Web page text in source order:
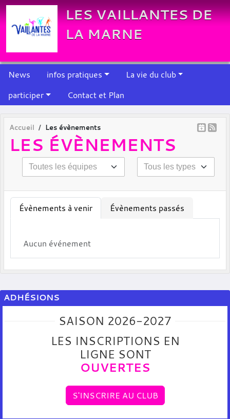
LES VAILLANTES DE
LA MARNE
News infos pratiques
La vie du club
participer
Contact et Plan
Accueil Les évènements
LES ÉVÈNEMENTS
Évènements à venir Évènements passés
Aucun événement
ADHÉSIONS
SAISON 2026-2027
LES INSCRIPTIONS EN
LIGNE SONT
OUVERTES
S'INSCRIRE AU CLUB
Panneau de gestion des cookies